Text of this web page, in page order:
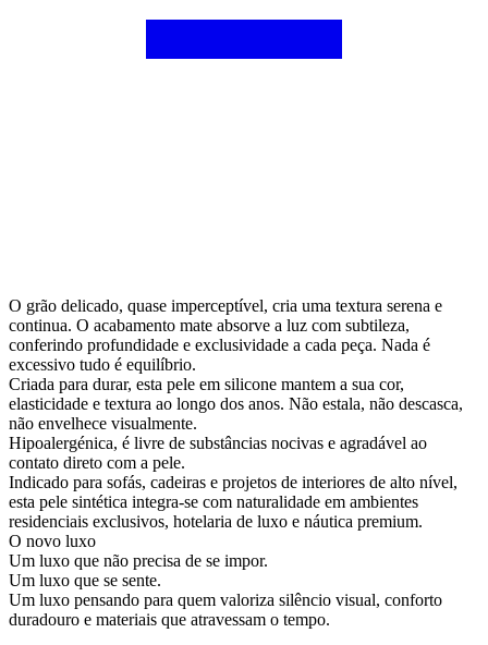
O grão delicado, quase imperceptível, cria uma textura serena e
continua. O acabamento mate absorve a luz com subtileza,
conferindo profundidade e exclusividade a cada peça. Nada é
excessivo tudo é equilíbrio.
Criada para durar, esta pele em silicone mantem a sua cor,
elasticidade e textura ao longo dos anos. Não estala, não descasca,
não envelhece visualmente.
Hipoalergénica, é livre de substâncias nocivas e agradável ao
contato direto com a pele.
Indicado para sofás, cadeiras e projetos de interiores de alto nível,
esta pele sintética integra-se com naturalidade em ambientes
residenciais exclusivos, hotelaria de luxo e náutica premium.
O novo luxo
Um luxo que não precisa de se impor.
Um luxo que se sente.
Um luxo pensando para quem valoriza silêncio visual, conforto
duradouro e materiais que atravessam o tempo.